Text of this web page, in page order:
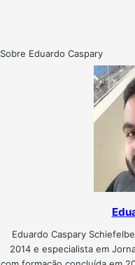
Sobre Eduardo Caspary
Eduardo Caspary
2014 e especialista em